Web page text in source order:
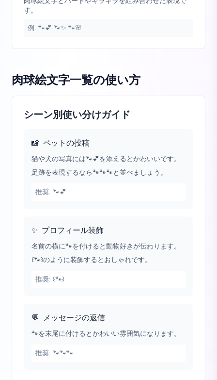
す。
例: 🐾💕 🐾✨ 🐾🌸
肉球絵文字一覧の使い方
シーン別使い分けガイド
📸 ペットの投稿
猫や犬の写真には🐾💕を添えるとかわいいです。
足跡を表現するなら🐾🐾🐾と並べましょう。
推奨: 🐾💕
✨ プロフィール装飾
名前の横に🐾を付けると動物好きが伝わります。
꒰🐾꒱のように装飾するとおしゃれです。
推奨: ꒰🐾꒱
💬 メッセージの返信
🐾を末尾に付けるとかわいい雰囲気になります。
推奨: 🐾🐾🐾